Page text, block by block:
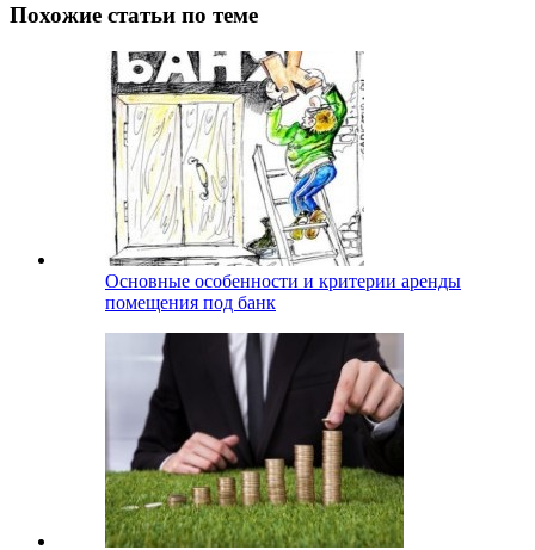
Похожие статьи по теме
Основные особенности и критерии аренды
помещения под банк